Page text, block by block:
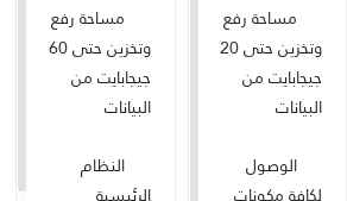
مساحة رفع
وتخزين حتى 20
جيجابايت من
البيانات
الوصول
لكافة مكونات
مساحة رفع
وتخزين حتى 60
جيجابايت من
البيانات
النظام
الرئيسية